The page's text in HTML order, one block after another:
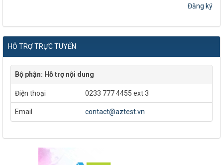
Đăng ký
HỖ TRỢ TRỰC TUYẾN
Bộ phận: Hỗ trợ nội dung
Điện thoại 0233 777 4455 ext 3
Email contact@aztest.vn